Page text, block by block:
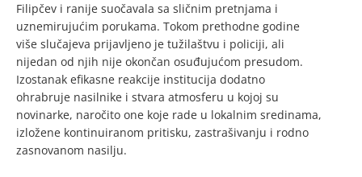
Filipčev i ranije suočavala sa sličnim pretnjama i
uznemirujućim porukama. Tokom prethodne godine
više slučajeva prijavljeno je tužilaštvu i policiji, ali
nijedan od njih nije okončan osuđujućom presudom.
Izostanak efikasne reakcije institucija dodatno
ohrabruje nasilnike i stvara atmosferu u kojoj su
novinarke, naročito one koje rade u lokalnim sredinama,
izložene kontinuiranom pritisku, zastrašivanju i rodno
zasnovanom nasilju.